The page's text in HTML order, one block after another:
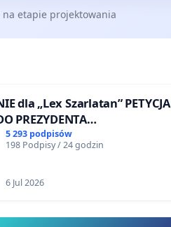
na etapie projektowania
dla „Lex Szarlatan” PETYCJA
PREZYDENTA
RZECZYPOSPOLITEJ POLSKIEJ
5 293 podpisów
198 Podpisy / 24 godzin
6 Jul 2026